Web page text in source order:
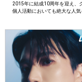
2015年に結成10周年を迎え、
個人活動においても絶大な人気